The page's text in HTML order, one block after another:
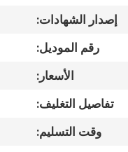
جولة
المعمل
مراقبة
الجودة
إصدار الشهادات:
رقم الموديل:
الأسعار:
تفاصيل التغليف:
وقت التسليم: